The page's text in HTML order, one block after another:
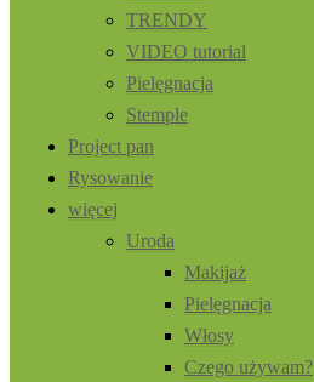
TRENDY
VIDEO tutorial
Pielęgnacja
Stemple
Project pan
Rysowanie
więcej
Uroda
Makijaż
Pielęgnacja
Włosy
Czego używam?